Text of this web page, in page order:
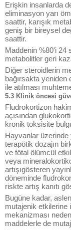
Erişkin insanlarda
eliminasyon yarı
saattir, karışık
geniş bir bireysel
saattir.
Maddenin %80'i 24
metabolitler geri
Diğer steroidlerin
bağırsakta yeniden
ile atılması
5.3 Klinik öncesi
Fludrokortizon
açısından
kronik toksisite
Hayvanlar üzerinde
terapötik dozajın
ve fötal ölümcül
veya
artışıgösteren
döneminde
riskte artış kanıtı
Bugüne kadar,
mutajenik etkilerine
mekanizması
maddelerle de